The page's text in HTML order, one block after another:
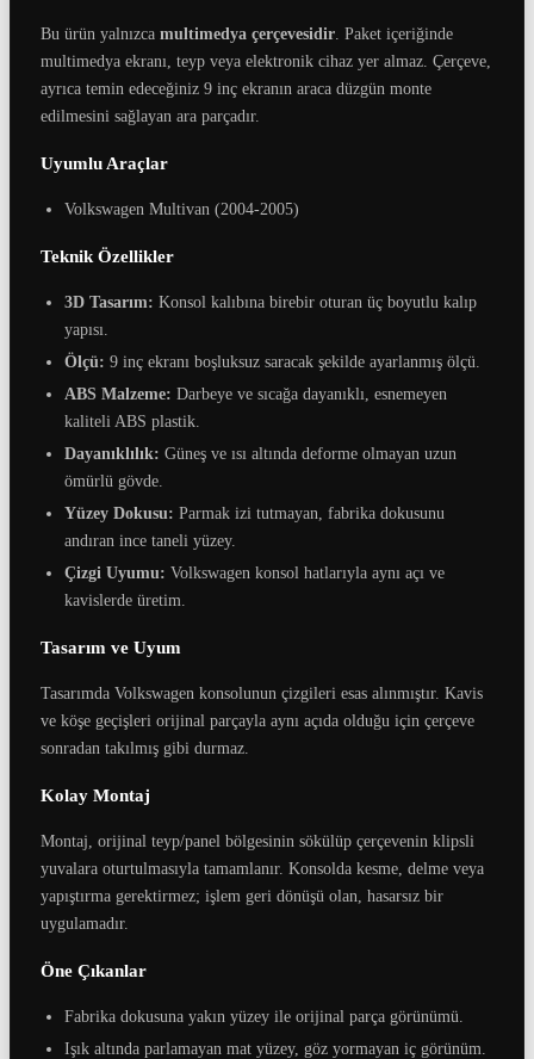
Bu ürün yalnızca multimedya çerçevesidir . Paket içeriğinde
multimedya ekranı, teyp veya elektronik cihaz yer almaz. Çerçeve,
ayrıca temin edeceğiniz 9 inç ekranın araca düzgün monte
edilmesini sağlayan ara parçadır.
Uyumlu Araçlar
Volkswagen Multivan (2004-2005)
Teknik Özellikler
3D Tasarım: Konsol kalıbına birebir oturan üç boyutlu kalıp
yapısı.
Ölçü: 9 inç ekranı boşluksuz saracak şekilde ayarlanmış ölçü.
ABS Malzeme: Darbeye ve sıcağa dayanıklı, esnemeyen
kaliteli ABS plastik.
Dayanıklılık: Güneş ve ısı altında deforme olmayan uzun
ömürlü gövde.
Yüzey Dokusu: Parmak izi tutmayan, fabrika dokusunu
andıran ince taneli yüzey.
Çizgi Uyumu: Volkswagen konsol hatlarıyla aynı açı ve
kavislerde üretim.
Tasarım ve Uyum
Tasarımda Volkswagen konsolunun çizgileri esas alınmıştır. Kavis
ve köşe geçişleri orijinal parçayla aynı açıda olduğu için çerçeve
sonradan takılmış gibi durmaz.
Kolay Montaj
Montaj, orijinal teyp/panel bölgesinin sökülüp çerçevenin klipsli
yuvalara oturtulmasıyla tamamlanır. Konsolda kesme, delme veya
yapıştırma gerektirmez; işlem geri dönüşü olan, hasarsız bir
uygulamadır.
Öne Çıkanlar
Fabrika dokusuna yakın yüzey ile orijinal parça görünümü.
Işık altında parlamayan mat yüzey, göz yormayan iç görünüm.